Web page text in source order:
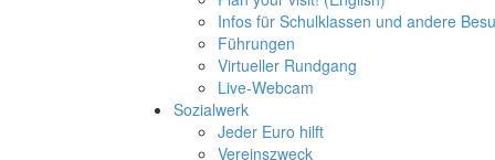
Infos für Schulklassen und andere
Führungen
Virtueller Rundgang
Live-Webcam
Sozialwerk
Jeder Euro hilft
Vereinszweck